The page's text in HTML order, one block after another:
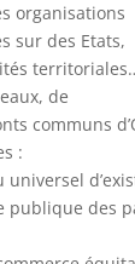
organisations
sur des Etats,
de
communs
:
universel
publique des